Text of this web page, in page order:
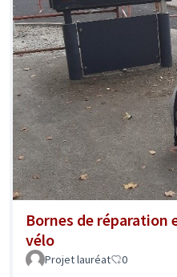
Bornes de réparation
vélo
Projet lauréat 0